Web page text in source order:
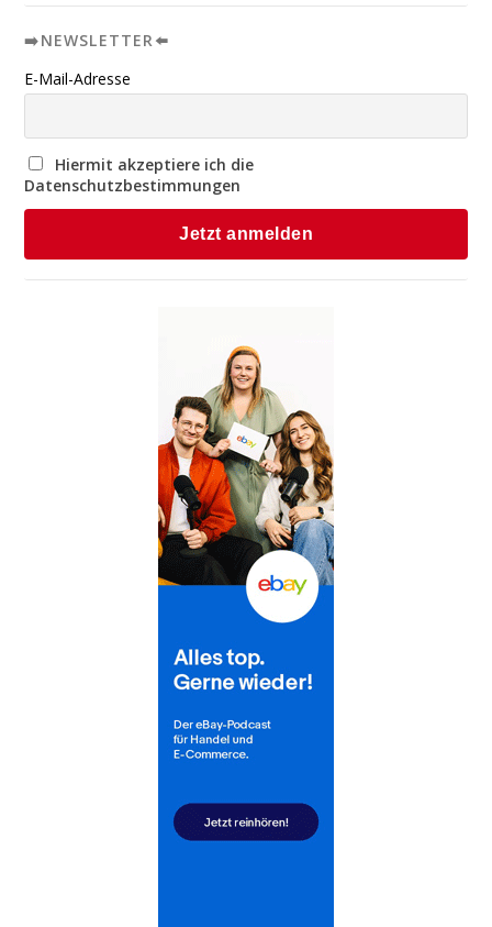
➡️NEWSLETTER⬅️
E-Mail-Adresse
Hiermit akzeptiere ich die
Datenschutzbestimmungen